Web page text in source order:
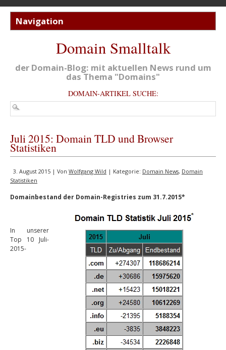
Domain Smalltalk
der Domain-Blog: mit aktuellen News rund um
das Thema "Domains"
DOMAIN-ARTIKEL SUCHE:
Juli 2015: Domain TLD und Browser
Statistiken
3. August 2015 | Von Wolfgang Wild | Kategorie: Domain News, Domain
Statistiken
Domainbestand der Domain-Registries zum 31.7.2015*
In unserer
Top 10 Juli-
2015-